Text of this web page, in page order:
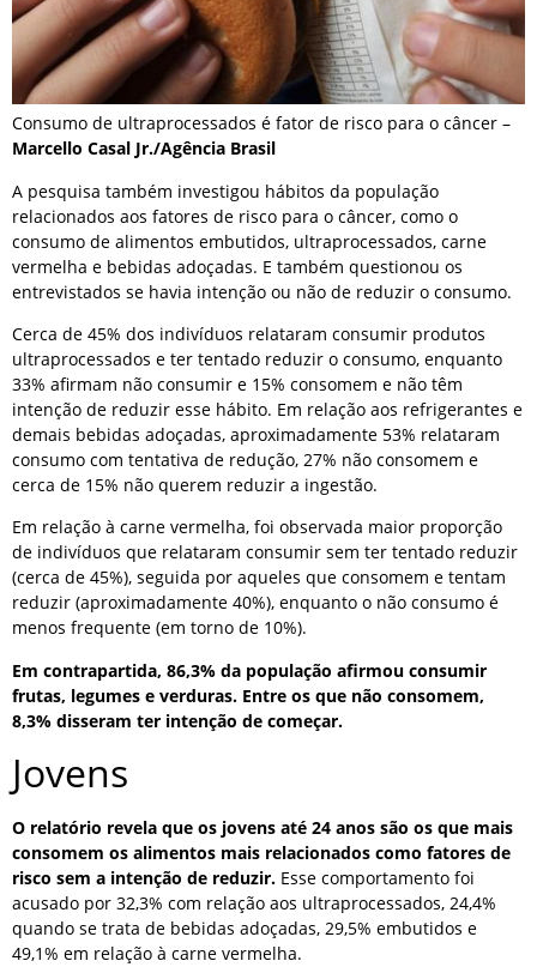
Consumo de ultraprocessados é fator de risco para o câncer –
Marcello Casal Jr./Agência Brasil
A pesquisa também investigou hábitos da população
relacionados aos fatores de risco para o câncer, como o
consumo de alimentos embutidos, ultraprocessados, carne
vermelha e bebidas adoçadas. E também questionou os
entrevistados se havia intenção ou não de reduzir o consumo.
Cerca de 45% dos indivíduos relataram consumir produtos
ultraprocessados e ter tentado reduzir o consumo, enquanto
33% afirmam não consumir e 15% consomem e não têm
intenção de reduzir esse hábito. Em relação aos refrigerantes e
demais bebidas adoçadas, aproximadamente 53% relataram
consumo com tentativa de redução, 27% não consomem e
cerca de 15% não querem reduzir a ingestão.
Em relação à carne vermelha, foi observada maior proporção
de indivíduos que relataram consumir sem ter tentado reduzir
(cerca de 45%), seguida por aqueles que consomem e tentam
reduzir (aproximadamente 40%), enquanto o não consumo é
menos frequente (em torno de 10%).
Em contrapartida, 86,3% da população afirmou consumir
frutas, legumes e verduras. Entre os que não consomem,
8,3% disseram ter intenção de começar.
Jovens
O relatório revela que os jovens até 24 anos são os que mais
consomem os alimentos mais relacionados como fatores de
risco sem a intenção de reduzir. Esse comportamento foi
acusado por 32,3% com relação aos ultraprocessados, 24,4%
quando se trata de bebidas adoçadas, 29,5% embutidos e
49,1% em relação à carne vermelha.